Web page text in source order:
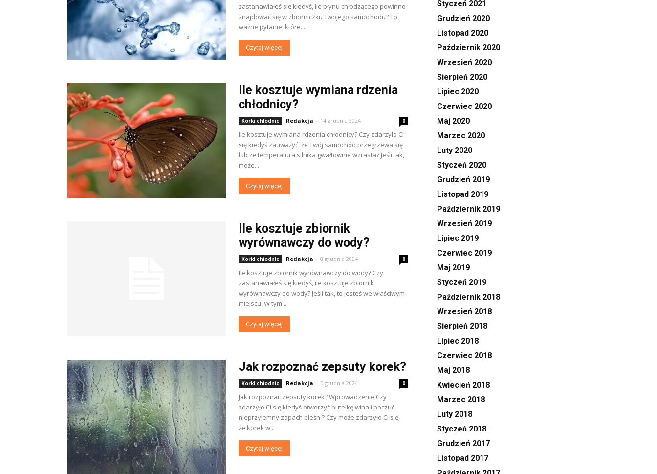
zastanawiałeś się kiedyś, ile płynu chłodzącego powinno
znajdować się w zbiorniczku Twojego samochodu? To
ważne pytanie, które...
Czytaj więcej
Ile kosztuje wymiana rdzenia
chłodnicy?
Korki chłodnic Redakcja - 14 grudnia 2024 0
Ile kosztuje wymiana rdzenia chłodnicy? Czy zdarzyło Ci
się kiedyś zauważyć, że Twój samochód przegrzewa się
lub że temperatura silnika gwałtownie wzrasta? Jeśli tak,
może...
Czytaj więcej
Ile kosztuje zbiornik
wyrównawczy do wody?
Korki chłodnic Redakcja - 8 grudnia 2024 0
Ile kosztuje zbiornik wyrównawczy do wody? Czy
zastanawiałeś się kiedyś, ile kosztuje zbiornik
wyrównawczy do wody? Jeśli tak, to jesteś we właściwym
miejscu. W tym...
Czytaj więcej
Jak rozpoznać zepsuty korek?
Korki chłodnic Redakcja - 5 grudnia 2024 0
Jak rozpoznać zepsuty korek? Wprowadzenie Czy
zdarzyło Ci się kiedyś otworzyć butelkę wina i poczuć
nieprzyjemny zapach pleśni? Czy może zdarzyło Ci się,
że korek w...
Czytaj więcej
Styczeń 2021
Grudzień 2020
Listopad 2020
Październik 2020
Wrzesień 2020
Sierpień 2020
Lipiec 2020
Czerwiec 2020
Maj 2020
Marzec 2020
Luty 2020
Styczeń 2020
Grudzień 2019
Listopad 2019
Październik 2019
Wrzesień 2019
Lipiec 2019
Czerwiec 2019
Maj 2019
Styczeń 2019
Październik 2018
Wrzesień 2018
Sierpień 2018
Lipiec 2018
Czerwiec 2018
Maj 2018
Kwiecień 2018
Marzec 2018
Luty 2018
Styczeń 2018
Grudzień 2017
Listopad 2017